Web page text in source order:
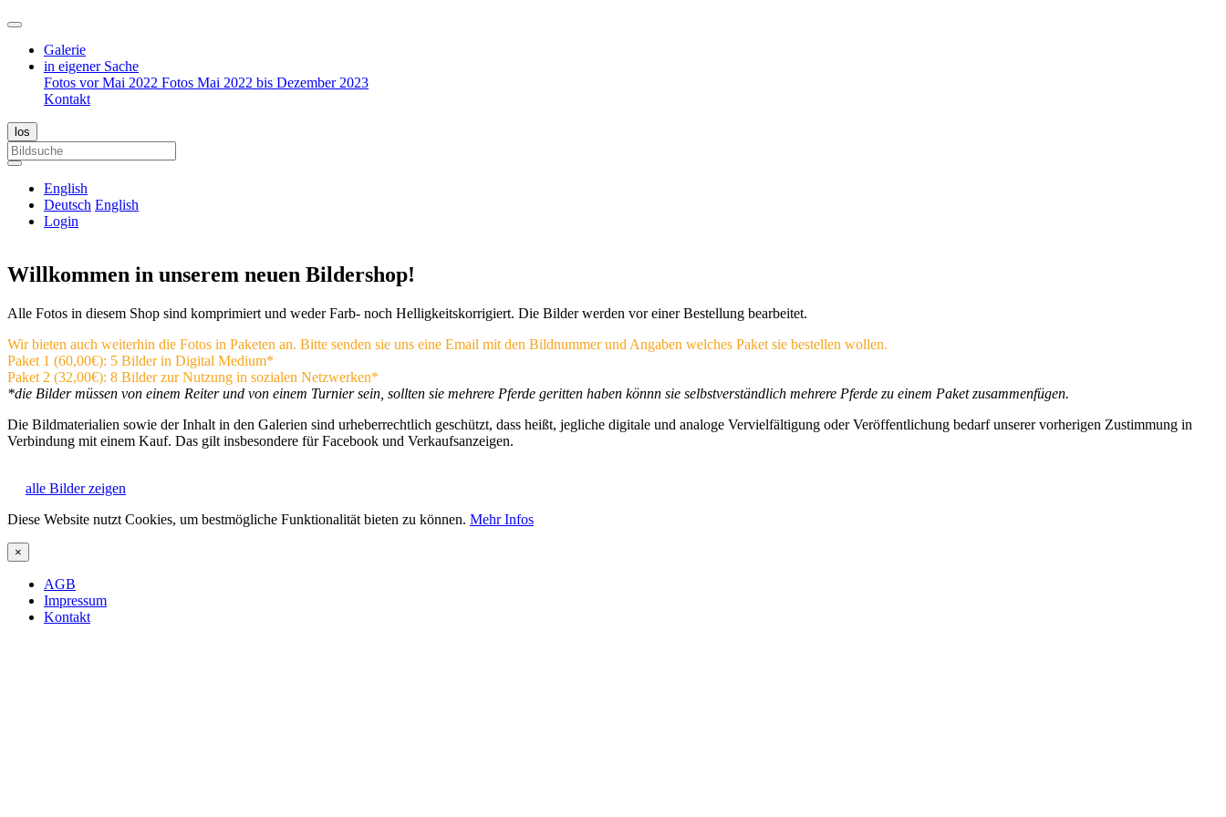
Galerie
in eigener Sache
Fotos vor Mai 2022 Fotos Mai 2022 bis Dezember 2023
Kontakt
English
Deutsch English
Login
Willkommen in unserem neuen Bildershop!
Alle Fotos in diesem Shop sind komprimiert und weder Farb- noch Helligkeitskorrigiert. Die Bilder werden vor einer Bestellung bearbeitet.
Wir bieten auch weiterhin die Fotos in Paketen an. Bitte senden sie uns eine Email mit den Bildnummer und Angaben welches Paket sie bestellen wollen.
Paket 1 (60,00€): 5 Bilder in Digital Medium*
Paket 2 (32,00€): 8 Bilder zur Nutzung in sozialen Netzwerken*
*die Bilder müssen von einem Reiter und von einem Turnier sein, sollten sie mehrere Pferde geritten haben könnn sie selbstverständlich mehrere Pferde zu einem Paket zusammenfügen.
Die Bildmaterialien sowie der Inhalt in den Galerien sind urheberrechtlich geschützt, dass heißt, jegliche digitale und analoge Vervielfältigung oder Veröffentlichung bedarf unserer vorherigen Zustimmung in
Verbindung mit einem Kauf. Das gilt insbesondere für Facebook und Verkaufsanzeigen.
alle Bilder zeigen
Diese Website nutzt Cookies, um bestmögliche Funktionalität bieten zu können. Mehr Infos
×
AGB
Impressum
Kontakt